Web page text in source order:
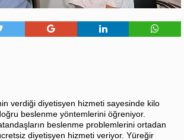
verdiği diyetisyen hizmeti sayesinde kilo
beslenme yöntemlerini öğreniyor.
beslenme problemlerini ortadan
diyetisyen hizmeti veriyor. Yüreğir